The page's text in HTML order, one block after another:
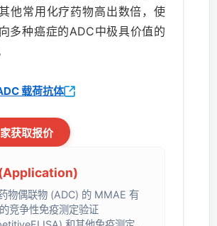
他常用化疗药物高出数倍，使
多种癌症的ADC中极具价值的
载荷抗体
获取报价
物偶联物 (ADC) 的 MMAE 有
竞争性免疫测定验证